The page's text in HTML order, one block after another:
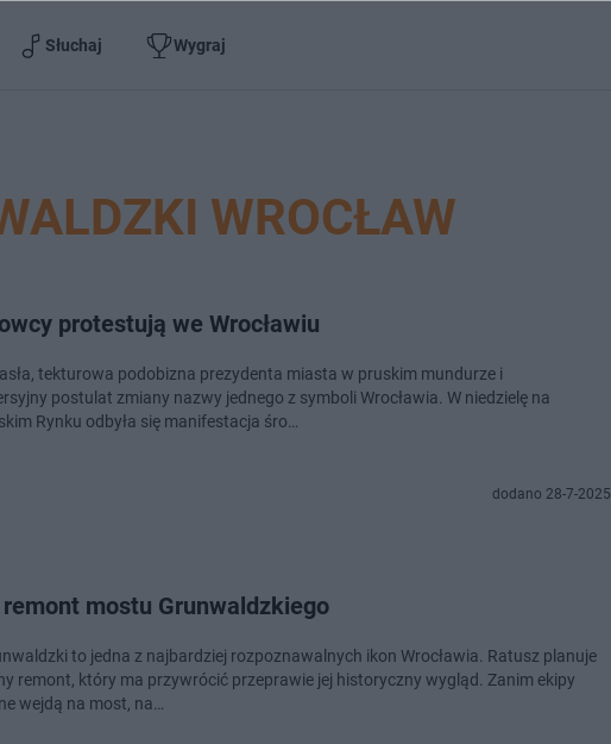
Słuchaj Wygraj
WROCŁAW
protestują we Wrocławiu
tekturowa podobizna prezydenta miasta w pruskim mundurze i
postulat zmiany nazwy jednego z symboli Wrocławia. W niedzielę na
Rynku odbyła się manifestacja śro…
dodano 28-7-2025
mostu Grunwaldzkiego
to jedna z najbardziej rozpoznawalnych ikon Wrocławia. Ratusz planuje
remont, który ma przywrócić przeprawie jej historyczny wygląd. Zanim ekipy
wejdą na most, na…